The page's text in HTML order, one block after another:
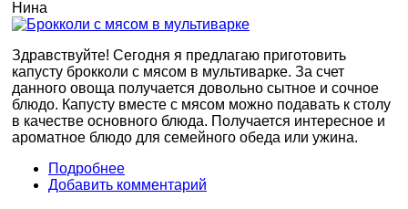
Нина
Здравствуйте! Сегодня я предлагаю приготовить
капусту брокколи с мясом в мультиварке. За счет
данного овоща получается довольно сытное и сочное
блюдо. Капусту вместе с мясом можно подавать к столу
в качестве основного блюда. Получается интересное и
ароматное блюдо для семейного обеда или ужина.
Подробнее
Добавить комментарий